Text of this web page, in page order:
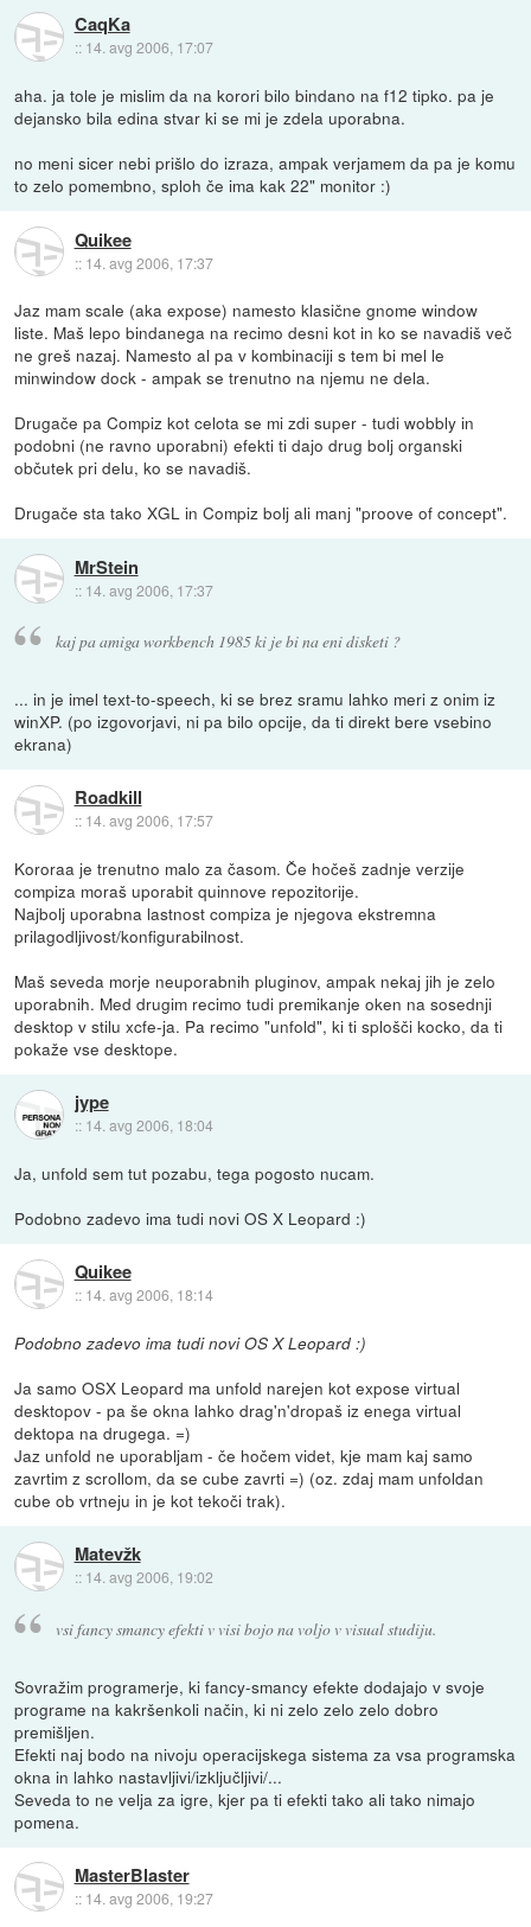
CaqKa
:: 14. avg 2006, 17:07
aha. ja tole je mislim da na korori bilo bindano na f12 tipko. pa je
dejansko bila edina stvar ki se mi je zdela uporabna.
no meni sicer nebi prišlo do izraza, ampak verjamem da pa je komu
to zelo pomembno, sploh če ima kak 22" monitor :)
Quikee
:: 14. avg 2006, 17:37
Jaz mam scale (aka expose) namesto klasične gnome window
liste. Maš lepo bindanega na recimo desni kot in ko se navadiš več
ne greš nazaj. Namesto al pa v kombinaciji s tem bi mel le
minwindow dock - ampak se trenutno na njemu ne dela.
Drugače pa Compiz kot celota se mi zdi super - tudi wobbly in
podobni (ne ravno uporabni) efekti ti dajo drug bolj organski
občutek pri delu, ko se navadiš.
Drugače sta tako XGL in Compiz bolj ali manj "proove of concept".
MrStein
:: 14. avg 2006, 17:37
kaj pa amiga workbench 1985 ki je bi na eni disketi ?
... in je imel text-to-speech, ki se brez sramu lahko meri z onim iz
winXP. (po izgovorjavi, ni pa bilo opcije, da ti direkt bere vsebino
ekrana)
Roadkill
:: 14. avg 2006, 17:57
Kororaa je trenutno malo za časom. Če hočeš zadnje verzije
compiza moraš uporabit quinnove repozitorije.
Najbolj uporabna lastnost compiza je njegova ekstremna
prilagodljivost/konfigurabilnost.
Maš seveda morje neuporabnih pluginov, ampak nekaj jih je zelo
uporabnih. Med drugim recimo tudi premikanje oken na sosednji
desktop v stilu xcfe-ja. Pa recimo "unfold", ki ti splošči kocko, da ti
pokaže vse desktope.
jype
:: 14. avg 2006, 18:04
Ja, unfold sem tut pozabu, tega pogosto nucam.
Podobno zadevo ima tudi novi OS X Leopard :)
Quikee
:: 14. avg 2006, 18:14
Podobno zadevo ima tudi novi OS X Leopard :)
Ja samo OSX Leopard ma unfold narejen kot expose virtual
desktopov - pa še okna lahko drag'n'dropaš iz enega virtual
dektopa na drugega. =)
Jaz unfold ne uporabljam - če hočem videt, kje mam kaj samo
zavrtim z scrollom, da se cube zavrti =) (oz. zdaj mam unfoldan
cube ob vrtneju in je kot tekoči trak).
Matevžk
:: 14. avg 2006, 19:02
vsi fancy smancy efekti v visi bojo na voljo v visual studiju.
Sovražim programerje, ki fancy-smancy efekte dodajajo v svoje
programe na kakršenkoli način, ki ni zelo zelo zelo dobro
premišljen.
Efekti naj bodo na nivoju operacijskega sistema za vsa programska
okna in lahko nastavljivi/izključljivi/...
Seveda to ne velja za igre, kjer pa ti efekti tako ali tako nimajo
pomena.
MasterBlaster
:: 14. avg 2006, 19:27